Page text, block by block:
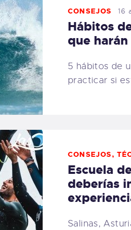
CONSEJOS 16
Hábitos
que
5 hábitos de
practicar si
CONSEJOS,
Escuela
deberías
Salinas,